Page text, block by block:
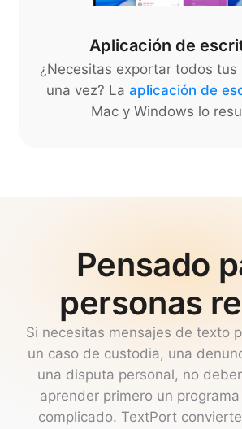
Aplicación de
¿Necesitas exportar todos tus
una vez? La aplicación de
Mac y Windows lo
Pensado
personas
Si necesitas mensajes de texto
un caso de custodia, una
una disputa personal, no
aprender primero un
complicado. TextPort